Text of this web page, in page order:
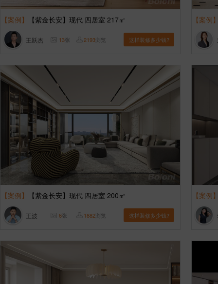
【案例】 【紫金长安】现代 四居室 217㎡
王跃杰 13张 2193浏览 这样装修多少钱?
【案例
【案例】 【紫金长安】现代 四居室 200㎡
王波 6张 1882浏览 这样装修多少钱?
【案例